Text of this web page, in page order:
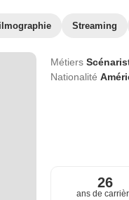
Streaming
Métiers
Nationalité
26
ans de